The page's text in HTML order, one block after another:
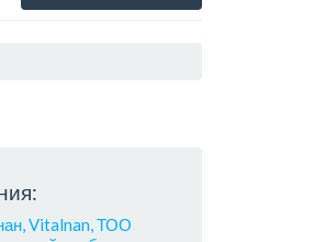
Vitalnan, ТОО